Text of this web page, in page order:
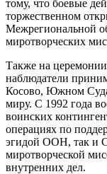
тому, что боевые
торжественном
Межрегиональной
миротворческих
Также на
наблюдатели
Косово, Южном
миру. С 1992 года
воинских
операциях по
эгидой ООН, так и
миротворческой
внутренних дел.